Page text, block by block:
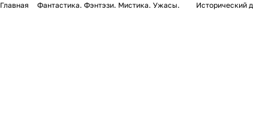
Главная Фантастика. Фэнтэзи. Мистика. Ужасы. Исторический